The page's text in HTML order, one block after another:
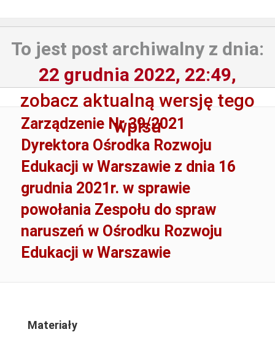
To jest post archiwalny z dnia:
22 grudnia 2022, 22:49,
zobacz aktualną wersję tego
wpisu
Zarządzenie Nr 39/2021
Dyrektora Ośrodka Rozwoju
Edukacji w Warszawie z dnia 16
grudnia 2021r. w sprawie
powołania Zespołu do spraw
naruszeń w Ośrodku Rozwoju
Edukacji w Warszawie
Materiały